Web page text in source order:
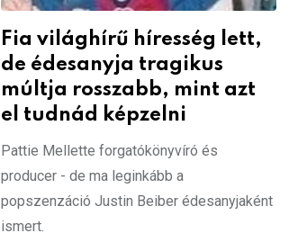
Fia világhírű híresség lett,
de édesanyja tragikus
múltja rosszabb, mint azt
el tudnád képzelni
Pattie Mellette forgatókönyvíró és
producer - de ma leginkább a
popszenzáció Justin Beiber édesanyjaként
ismert.